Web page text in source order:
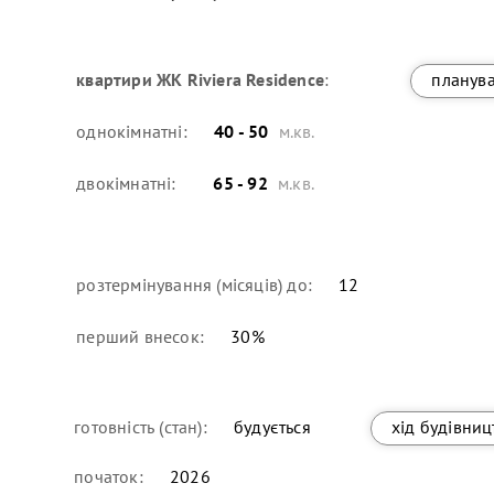
квартири ЖК Riviera Residence:
однокімнатні: 40 - 50 м.кв.
двокімнатні: 65 - 92 м.кв.
розтермінування (місяців) до: 12
перший внесок: 30%
готовність (стан): будується хід
початок: 2026